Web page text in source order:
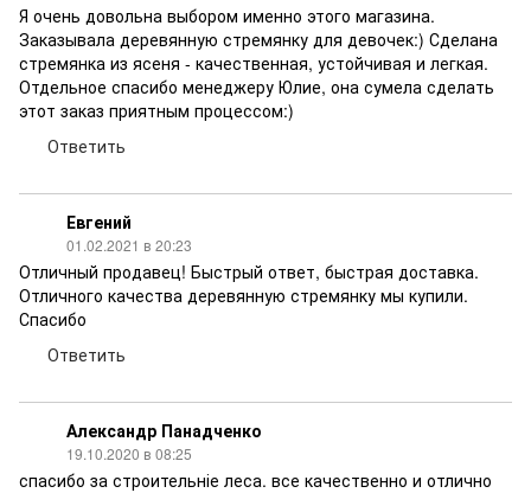
Я очень довольна выбором именно этого магазина.
Заказывала деревянную стремянку для девочек:) Сделана
стремянка из ясеня - качественная, устойчивая и легкая.
Отдельное спасибо менеджеру Юлие, она сумела сделать
этот заказ приятным процессом:)
Ответить
Евгений
01.02.2021 в 20:23
Отличный продавец! Быстрый ответ, быстрая доставка.
Отличного качества деревянную стремянку мы купили.
Спасибо
Ответить
Александр Панадченко
19.10.2020 в 08:25
спасибо за строительніе леса. все качественно и отлично